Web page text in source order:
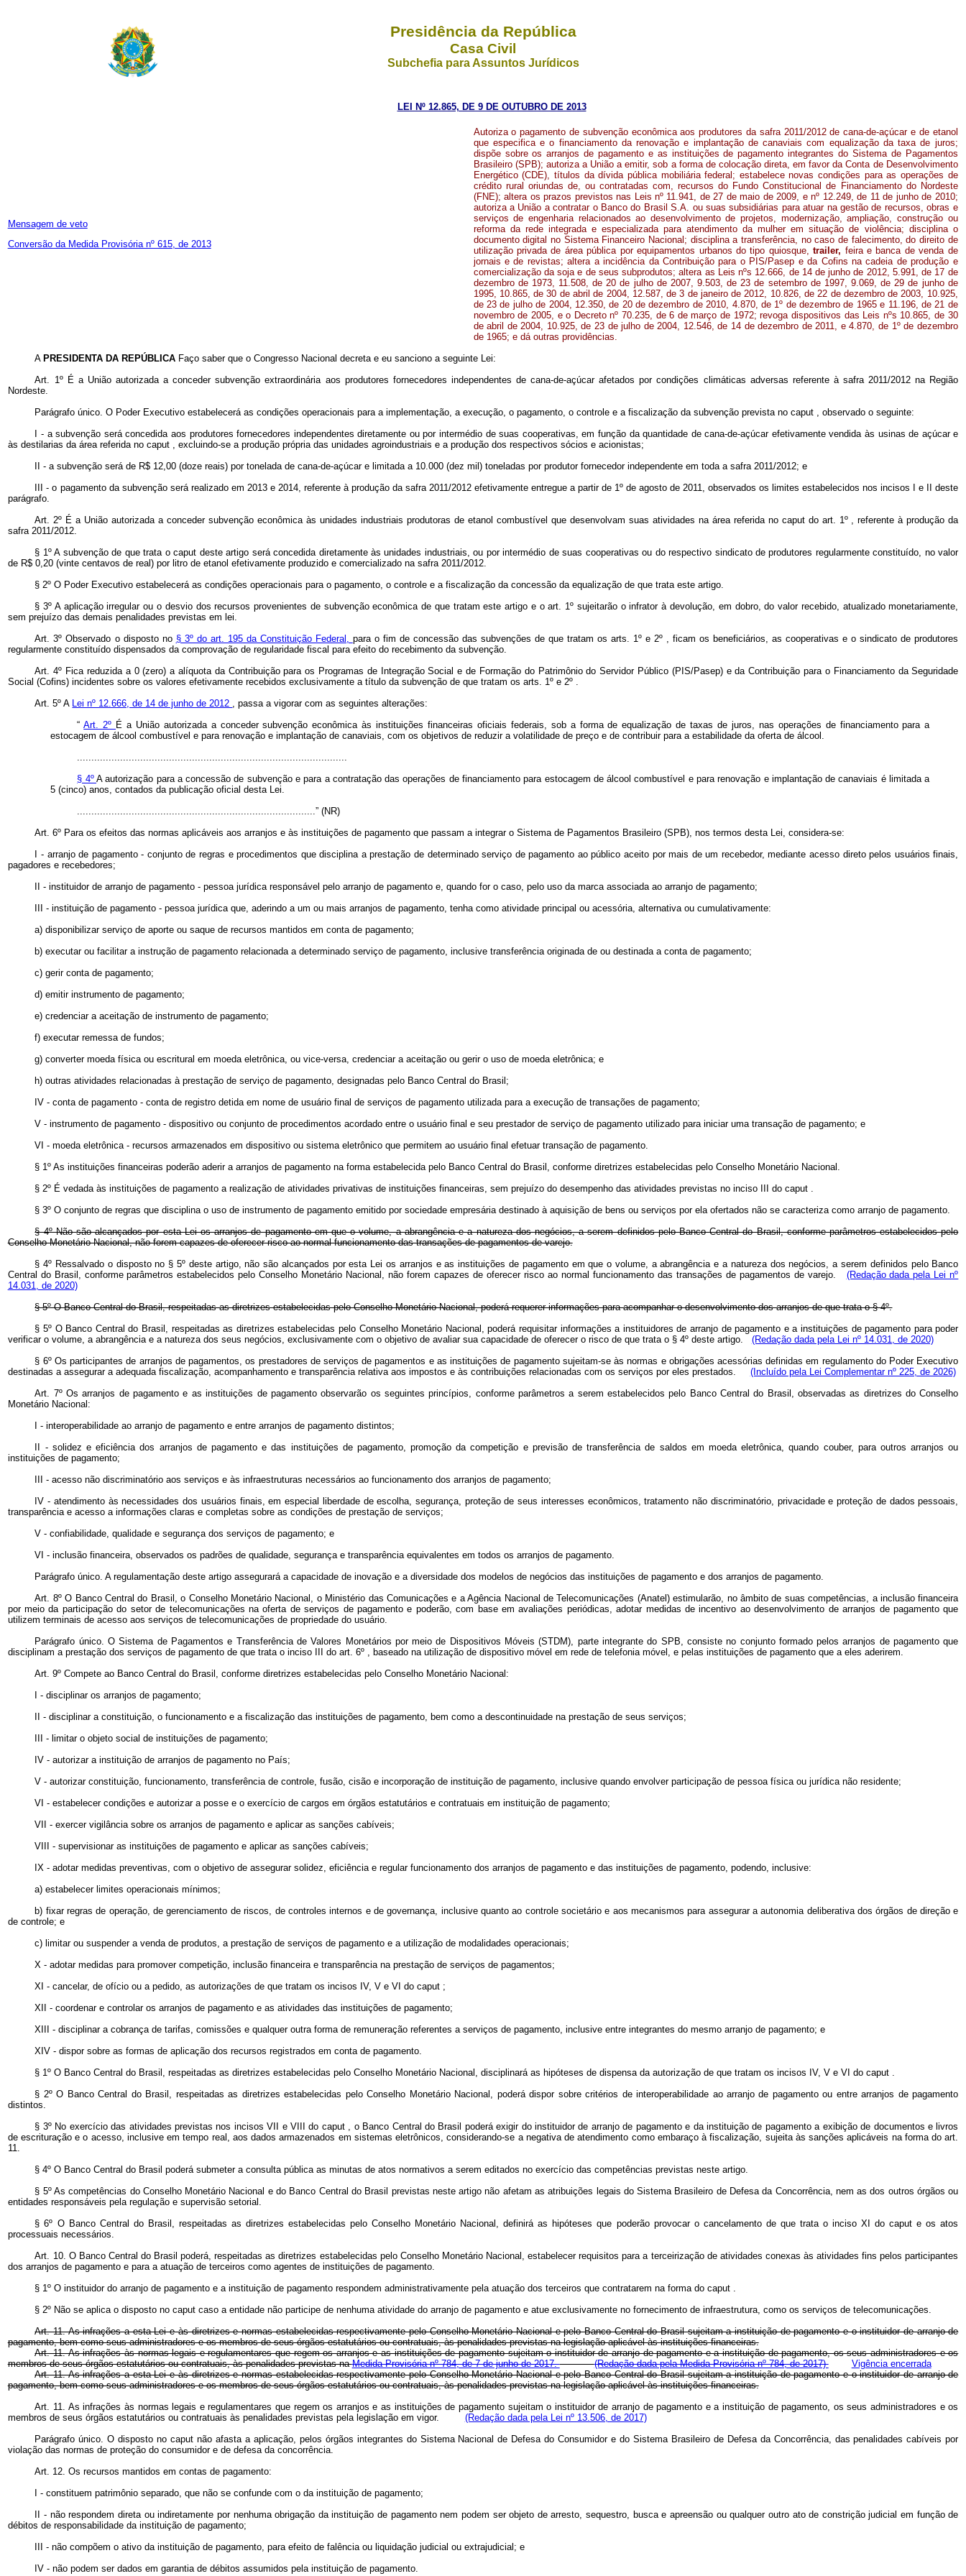
Presidência da República
Casa Civil
Subchefia para Assuntos Jurídicos
LEI Nº 12.865, DE 9 DE OUTUBRO DE 2013
Mensagem de veto
Conversão da Medida Provisória nº 615, de 2013
Autoriza o pagamento de subvenção econômica aos produtores da safra 2011/2012 de cana-de-açúcar e de etanol
que especifica e o financiamento da renovação e implantação de canaviais com equalização da taxa de juros;
dispõe sobre os arranjos de pagamento e as instituições de pagamento integrantes do Sistema de Pagamentos
Brasileiro (SPB); autoriza a União a emitir, sob a forma de colocação direta, em favor da Conta de Desenvolvimento
Energético (CDE), títulos da dívida pública mobiliária federal; estabelece novas condições para as operações de
crédito rural oriundas de, ou contratadas com, recursos do Fundo Constitucional de Financiamento do Nordeste
(FNE); altera os prazos previstos nas Leis nº 11.941, de 27 de maio de 2009, e nº 12.249, de 11 de junho de 2010;
autoriza a União a contratar o Banco do Brasil S.A. ou suas subsidiárias para atuar na gestão de recursos, obras e
serviços de engenharia relacionados ao desenvolvimento de projetos, modernização, ampliação, construção ou
reforma da rede integrada e especializada para atendimento da mulher em situação de violência; disciplina o
documento digital no Sistema Financeiro Nacional; disciplina a transferência, no caso de falecimento, do direito de
utilização privada de área pública por equipamentos urbanos do tipo quiosque,trailer, feira e banca de venda de
jornais e de revistas; altera a incidência da Contribuição para o PIS/Pasep e da Cofins na cadeia de produção e
comercialização da soja e de seus subprodutos; altera as Leis nºs 12.666, de 14 de junho de 2012, 5.991, de 17 de
dezembro de 1973, 11.508, de 20 de julho de 2007, 9.503, de 23 de setembro de 1997, 9.069, de 29 de junho de
1995, 10.865, de 30 de abril de 2004, 12.587, de 3 de janeiro de 2012, 10.826, de 22 de dezembro de 2003, 10.925,
de 23 de julho de 2004, 12.350, de 20 de dezembro de 2010, 4.870, de 1º de dezembro de 1965 e 11.196, de 21 de
novembro de 2005, e o Decreto nº 70.235, de 6 de março de 1972; revoga dispositivos das Leis nºs 10.865, de 30
de abril de 2004, 10.925, de 23 de julho de 2004, 12.546, de 14 de dezembro de 2011, e 4.870, de 1º de dezembro
de 1965; e dá outras providências.
APRESIDENTA DA REPÚBLICA Faço saber que o Congresso Nacional decreta e eu sanciono a seguinte Lei:
Art. 1º É a União autorizada a conceder subvenção extraordinária aos produtores fornecedores independentes de cana-de-açúcar afetados por condições climáticas adversas referente à safra 2011/2012 na Região
Nordeste.
Parágrafo único. O Poder Executivo estabelecerá as condições operacionais para a implementação, a execução, o pagamento, o controle e a fiscalização da subvenção prevista nocaput
, observado o seguinte:
I - a subvenção será concedida aos produtores fornecedores independentes diretamente ou por intermédio de suas cooperativas, em função da quantidade de cana-de-açúcar efetivamente vendida às usinas de açúcar e
às destilarias da área referida no caput
, excluindo-se a produção própria das unidades agroindustriais e a produção dos respectivos sócios e acionistas;
II - a subvenção será de R$ 12,00 (doze reais) por tonelada de cana-de-açúcar e limitada a 10.000 (dez mil) toneladas por produtor fornecedor independente em toda a safra 2011/2012; e
III - o pagamento da subvenção será realizado em 2013 e 2014, referente à produção da safra 2011/2012 efetivamente entregue a partir de 1º de agosto de 2011, observados os limites estabelecidos nos incisos I e II deste
parágrafo.
Art. 2º É a União autorizada a conceder subvenção econômica às unidades industriais produtoras de etanol combustível que desenvolvam suas atividades na área referida no caput do art. 1º , referente à produção da
safra 2011/2012.
§ 1º A subvenção de que trata ocaput deste artigo será concedida diretamente às unidades industriais, ou por intermédio de suas cooperativas ou do respectivo sindicato de produtores regularmente constituído, no valor
de R$ 0,20 (vinte centavos de real) por litro de etanol efetivamente produzido e comercializado na safra 2011/2012.
§ 2º O Poder Executivo estabelecerá as condições operacionais para o pagamento, o controle e a fiscalização da concessão da equalização de que trata este artigo.
§ 3º A aplicação irregular ou o desvio dos recursos provenientes de subvenção econômica de que tratam este artigo e o art. 1º sujeitarão o infrator à devolução, em dobro, do valor recebido, atualizado monetariamente,
sem prejuízo das demais penalidades previstas em lei.
Art. 3º Observado o disposto no § 3º do art. 195 da Constituição Federal, para o fim de concessão das subvenções de que tratam os arts. 1º e 2º , ficam os beneficiários, as cooperativas e o sindicato de produtores
regularmente constituído dispensados da comprovação de regularidade fiscal para efeito do recebimento da subvenção.
Art. 4º Fica reduzida a 0 (zero) a alíquota da Contribuição para os Programas de Integração Social e de Formação do Patrimônio do Servidor Público (PIS/Pasep) e da Contribuição para o Financiamento da Seguridade
Social (Cofins) incidentes sobre os valores efetivamente recebidos exclusivamente a título da subvenção de que tratam os arts. 1º e 2º .
Art. 5º A Lei nº 12.666, de 14 de junho de 2012
, passa a vigorar com as seguintes alterações:
“Art. 2º É a União autorizada a conceder subvenção econômica às instituições financeiras oficiais federais, sob a forma de equalização de taxas de juros, nas operações de financiamento para a
estocagem de álcool combustível e para renovação e implantação de canaviais, com os objetivos de reduzir a volatilidade de preço e de contribuir para a estabilidade da oferta de álcool.
§ 4º A autorização para a concessão de subvenção e para a contratação das operações de financiamento para estocagem de álcool combustível e para renovação e implantação de canaviais é limitada a
5 (cinco) anos, contados da publicação oficial desta Lei.
...................................................................................” (NR)
Art. 6º Para os efeitos das normas aplicáveis aos arranjos e às instituições de pagamento que passam a integrar o Sistema de Pagamentos Brasileiro (SPB), nos termos desta Lei, considera-se:
I - arranjo de pagamento - conjunto de regras e procedimentos que disciplina a prestação de determinado serviço de pagamento ao público aceito por mais de um recebedor, mediante acesso direto pelos usuários finais,
pagadores e recebedores;
II - instituidor de arranjo de pagamento - pessoa jurídica responsável pelo arranjo de pagamento e, quando for o caso, pelo uso da marca associada ao arranjo de pagamento;
III - instituição de pagamento - pessoa jurídica que, aderindo a um ou mais arranjos de pagamento, tenha como atividade principal ou acessória, alternativa ou cumulativamente:
a) disponibilizar serviço de aporte ou saque de recursos mantidos em conta de pagamento;
b) executar ou facilitar a instrução de pagamento relacionada a determinado serviço de pagamento, inclusive transferência originada de ou destinada a conta de pagamento;
c) gerir conta de pagamento;
d) emitir instrumento de pagamento;
e) credenciar a aceitação de instrumento de pagamento;
f) executar remessa de fundos;
g) converter moeda física ou escritural em moeda eletrônica, ou vice-versa, credenciar a aceitação ou gerir o uso de moeda eletrônica; e
h) outras atividades relacionadas à prestação de serviço de pagamento, designadas pelo Banco Central do Brasil;
IV - conta de pagamento - conta de registro detida em nome de usuário final de serviços de pagamento utilizada para a execução de transações de pagamento;
V - instrumento de pagamento - dispositivo ou conjunto de procedimentos acordado entre o usuário final e seu prestador de serviço de pagamento utilizado para iniciar uma transação de pagamento; e
VI - moeda eletrônica - recursos armazenados em dispositivo ou sistema eletrônico que permitem ao usuário final efetuar transação de pagamento.
§ 1º As instituições financeiras poderão aderir a arranjos de pagamento na forma estabelecida pelo Banco Central do Brasil, conforme diretrizes estabelecidas pelo Conselho Monetário Nacional.
§ 2º É vedada às instituições de pagamento a realização de atividades privativas de instituições financeiras, sem prejuízo do desempenho das atividades previstas no inciso III docaput
§ 3º O conjunto de regras que disciplina o uso de instrumento de pagamento emitido por sociedade empresária destinado à aquisição de bens ou serviços por ela ofertados não se caracteriza como arranjo de pagamento.
§ 4º Não são alcançados por esta Lei os arranjos de pagamento em que o volume, a abrangência e a natureza dos negócios, a serem definidos pelo Banco Central do Brasil, conforme parâmetros estabelecidos pelo
Conselho Monetário Nacional, não forem capazes de oferecer risco ao normal funcionamento das transações de pagamentos de varejo.
§ 4º Ressalvado o disposto no § 5º deste artigo, não são alcançados por esta Lei os arranjos e as instituições de pagamento em que o volume, a abrangência e a natureza dos negócios, a serem definidos pelo Banco
Central do Brasil, conforme parâmetros estabelecidos pelo Conselho Monetário Nacional, não forem capazes de oferecer risco ao normal funcionamento das transações de pagamentos de varejo. (Redação dada pela Lei nº
14.031, de 2020)
§ 5º O Banco Central do Brasil, respeitadas as diretrizes estabelecidas pelo Conselho Monetário Nacional, poderá requerer informações para acompanhar o desenvolvimento dos arranjos de que trata o § 4º.
§ 5º O Banco Central do Brasil, respeitadas as diretrizes estabelecidas pelo Conselho Monetário Nacional, poderá requisitar informações a instituidores de arranjo de pagamento e a instituições de pagamento para poder
verificar o volume, a abrangência e a natureza dos seus negócios, exclusivamente com o objetivo de avaliar sua capacidade de oferecer o risco de que trata o § 4º deste artigo.
(Redação dada pela Lei nº 14.031, de 2020)
§ 6º Os participantes de arranjos de pagamentos, os prestadores de serviços de pagamentos e as instituições de pagamento sujeitam-se às normas e obrigações acessórias definidas em regulamento do Poder Executivo
destinadas a assegurar a adequada fiscalização, acompanhamento e transparência relativa aos impostos e às contribuições relacionadas com os serviços por eles prestados.
(Incluído pela Lei Complementar nº 225, de 2026)
Art. 7º Os arranjos de pagamento e as instituições de pagamento observarão os seguintes princípios, conforme parâmetros a serem estabelecidos pelo Banco Central do Brasil, observadas as diretrizes do Conselho
Monetário Nacional:
I - interoperabilidade ao arranjo de pagamento e entre arranjos de pagamento distintos;
II - solidez e eficiência dos arranjos de pagamento e das instituições de pagamento, promoção da competição e previsão de transferência de saldos em moeda eletrônica, quando couber, para outros arranjos ou
instituições de pagamento;
III - acesso não discriminatório aos serviços e às infraestruturas necessários ao funcionamento dos arranjos de pagamento;
IV - atendimento às necessidades dos usuários finais, em especial liberdade de escolha, segurança, proteção de seus interesses econômicos, tratamento não discriminatório, privacidade e proteção de dados pessoais,
transparência e acesso a informações claras e completas sobre as condições de prestação de serviços;
V - confiabilidade, qualidade e segurança dos serviços de pagamento; e
VI - inclusão financeira, observados os padrões de qualidade, segurança e transparência equivalentes em todos os arranjos de pagamento.
Parágrafo único. A regulamentação deste artigo assegurará a capacidade de inovação e a diversidade dos modelos de negócios das instituições de pagamento e dos arranjos de pagamento.
Art. 8º O Banco Central do Brasil, o Conselho Monetário Nacional, o Ministério das Comunicações e a Agência Nacional de Telecomunicações (Anatel) estimularão, no âmbito de suas competências, a inclusão financeira
por meio da participação do setor de telecomunicações na oferta de serviços de pagamento e poderão, com base em avaliações periódicas, adotar medidas de incentivo ao desenvolvimento de arranjos de pagamento que
utilizem terminais de acesso aos serviços de telecomunicações de propriedade do usuário.
Parágrafo único. O Sistema de Pagamentos e Transferência de Valores Monetários por meio de Dispositivos Móveis (STDM), parte integrante do SPB, consiste no conjunto formado pelos arranjos de pagamento que
disciplinam a prestação dos serviços de pagamento de que trata o inciso III do art. 6º , baseado na utilização de dispositivo móvel em rede de telefonia móvel, e pelas instituições de pagamento que a eles aderirem.
Art. 9º Compete ao Banco Central do Brasil, conforme diretrizes estabelecidas pelo Conselho Monetário Nacional:
I - disciplinar os arranjos de pagamento;
II - disciplinar a constituição, o funcionamento e a fiscalização das instituições de pagamento, bem como a descontinuidade na prestação de seus serviços;
III - limitar o objeto social de instituições de pagamento;
IV - autorizar a instituição de arranjos de pagamento no País;
V - autorizar constituição, funcionamento, transferência de controle, fusão, cisão e incorporação de instituição de pagamento, inclusive quando envolver participação de pessoa física ou jurídica não residente;
VI - estabelecer condições e autorizar a posse e o exercício de cargos em órgãos estatutários e contratuais em instituição de pagamento;
VII - exercer vigilância sobre os arranjos de pagamento e aplicar as sanções cabíveis;
VIII - supervisionar as instituições de pagamento e aplicar as sanções cabíveis;
IX - adotar medidas preventivas, com o objetivo de assegurar solidez, eficiência e regular funcionamento dos arranjos de pagamento e das instituições de pagamento, podendo, inclusive:
a) estabelecer limites operacionais mínimos;
b) fixar regras de operação, de gerenciamento de riscos, de controles internos e de governança, inclusive quanto ao controle societário e aos mecanismos para assegurar a autonomia deliberativa dos órgãos de direção e
de controle; e
c) limitar ou suspender a venda de produtos, a prestação de serviços de pagamento e a utilização de modalidades operacionais;
X - adotar medidas para promover competição, inclusão financeira e transparência na prestação de serviços de pagamentos;
XI - cancelar, de ofício ou a pedido, as autorizações de que tratam os incisos IV, V e VI docaput ;
XII - coordenar e controlar os arranjos de pagamento e as atividades das instituições de pagamento;
XIII - disciplinar a cobrança de tarifas, comissões e qualquer outra forma de remuneração referentes a serviços de pagamento, inclusive entre integrantes do mesmo arranjo de pagamento; e
XIV - dispor sobre as formas de aplicação dos recursos registrados em conta de pagamento.
§ 1º O Banco Central do Brasil, respeitadas as diretrizes estabelecidas pelo Conselho Monetário Nacional, disciplinará as hipóteses de dispensa da autorização de que tratam os incisos IV, V e VI docaput
§ 2º O Banco Central do Brasil, respeitadas as diretrizes estabelecidas pelo Conselho Monetário Nacional, poderá dispor sobre critérios de interoperabilidade ao arranjo de pagamento ou entre arranjos de pagamento
distintos.
§ 3º No exercício das atividades previstas nos incisos VII e VIII do caput
, o Banco Central do Brasil poderá exigir do instituidor de arranjo de pagamento e da instituição de pagamento a exibição de documentos e livros
de escrituração e o acesso, inclusive em tempo real, aos dados armazenados em sistemas eletrônicos, considerando-se a negativa de atendimento como embaraço à fiscalização, sujeita às sanções aplicáveis na forma do art.
11.
§ 4º O Banco Central do Brasil poderá submeter a consulta pública as minutas de atos normativos a serem editados no exercício das competências previstas neste artigo.
§ 5º As competências do Conselho Monetário Nacional e do Banco Central do Brasil previstas neste artigo não afetam as atribuições legais do Sistema Brasileiro de Defesa da Concorrência, nem as dos outros órgãos ou
entidades responsáveis pela regulação e supervisão setorial.
§ 6º O Banco Central do Brasil, respeitadas as diretrizes estabelecidas pelo Conselho Monetário Nacional, definirá as hipóteses que poderão provocar o cancelamento de que trata o inciso XI docapute os atos
processuais necessários.
Art. 10. O Banco Central do Brasil poderá, respeitadas as diretrizes estabelecidas pelo Conselho Monetário Nacional, estabelecer requisitos para a terceirização de atividades conexas às atividades fins pelos participantes
dos arranjos de pagamento e para a atuação de terceiros como agentes de instituições de pagamento.
§ 1º O instituidor do arranjo de pagamento e a instituição de pagamento respondem administrativamente pela atuação dos terceiros que contratarem na forma docaput
§ 2º Não se aplica o disposto nocaputcaso a entidade não participe de nenhuma atividade do arranjo de pagamento e atue exclusivamente no fornecimento de infraestrutura, como os serviços de telecomunicações.
Art. 11. As infrações a esta Lei e às diretrizes e normas estabelecidas respectivamente pelo Conselho Monetário Nacional e pelo Banco Central do Brasil sujeitam a instituição de pagamento e o instituidor de arranjo de
pagamento, bem como seus administradores e os membros de seus órgãos estatutários ou contratuais, às penalidades previstas na legislação aplicável às instituições financeiras.
Art. 11. As infrações às normas legais e regulamentares que regem os arranjos e as instituições de pagamento sujeitam o instituidor de arranjo de pagamento e a instituição de pagamento, os seus administradores e os
membros de seus órgãos estatutários ou contratuais, às penalidades previstas naMedida Provisória nº 784, de 7 de junho de 2017. (Redação dada pela Medida Provisória nº 784, de 2017)
Vigência encerrada
Art. 11. As infrações a esta Lei e às diretrizes e normas estabelecidas respectivamente pelo Conselho Monetário Nacional e pelo Banco Central do Brasil sujeitam a instituição de pagamento e o instituidor de arranjo de
pagamento, bem como seus administradores e os membros de seus órgãos estatutários ou contratuais, às penalidades previstas na legislação aplicável às instituições financeiras.
Art. 11. As infrações às normas legais e regulamentares que regem os arranjos e as instituições de pagamento sujeitam o instituidor de arranjo de pagamento e a instituição de pagamento, os seus administradores e os
membros de seus órgãos estatutários ou contratuais às penalidades previstas pela legislação em vigor. (Redação dada pela Lei nº 13.506, de 2017)
Parágrafo único. O disposto nocaputnão afasta a aplicação, pelos órgãos integrantes do Sistema Nacional de Defesa do Consumidor e do Sistema Brasileiro de Defesa da Concorrência, das penalidades cabíveis por
violação das normas de proteção do consumidor e de defesa da concorrência.
Art. 12. Os recursos mantidos em contas de pagamento:
I - constituem patrimônio separado, que não se confunde com o da instituição de pagamento;
II - não respondem direta ou indiretamente por nenhuma obrigação da instituição de pagamento nem podem ser objeto de arresto, sequestro, busca e apreensão ou qualquer outro ato de constrição judicial em função de
débitos de responsabilidade da instituição de pagamento;
III - não compõem o ativo da instituição de pagamento, para efeito de falência ou liquidação judicial ou extrajudicial; e
IV - não podem ser dados em garantia de débitos assumidos pela instituição de pagamento.